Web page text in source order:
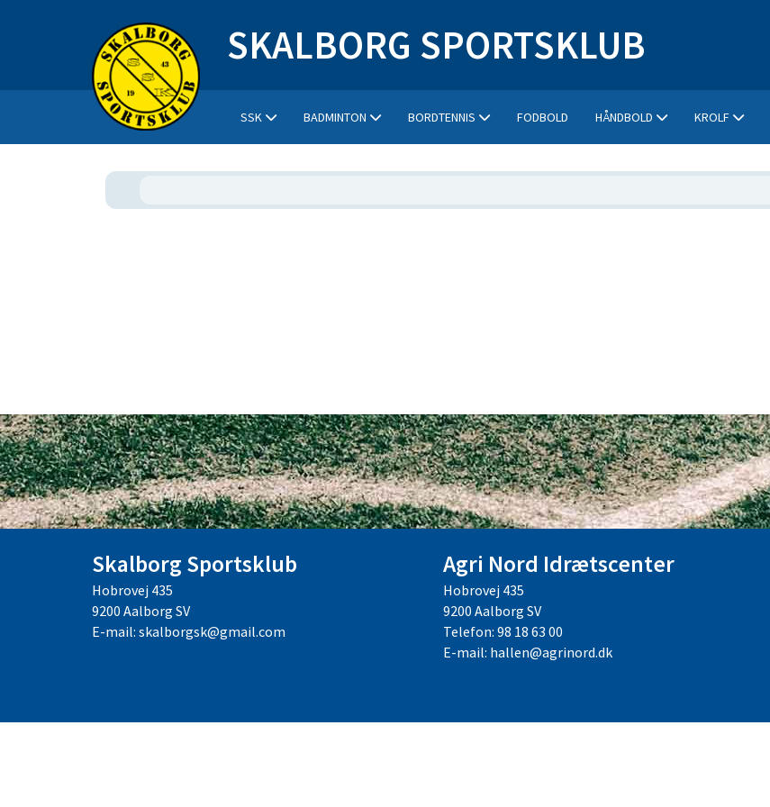
SKALBORG SPORTSKLUB
SSK BADMINTON BORDTENNIS FODBOLD HÅNDBOLD KROLF
Skalborg Sportsklub
Hobrovej 435
9200 Aalborg SV
E-mail: skalborgsk@gmail.com
Agri Nord Idrætscenter
Hobrovej 435
9200 Aalborg SV
Telefon: 98 18 63 00
E-mail: hallen@agrinord.dk